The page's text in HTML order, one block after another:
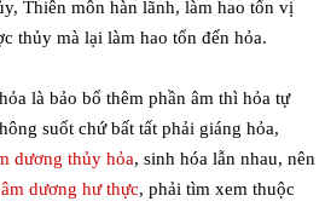
Thiên môn hàn lãnh, làm hao tổn vị
thủy mà lại làm hao tổn đến hỏa.
là bảo bổ thêm phần âm thì hỏa tự
suốt chứ bất tất phải giáng hỏa,
dương thủy hỏa, sinh hóa lẫn nhau, nên
âm dương hư thực, phải tìm xem thuộc